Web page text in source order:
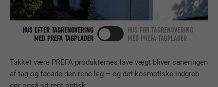
Takket være PREFA produkternes lave vægt bliver saneringen
af tag og facade den rene leg – og det kosmetiske indgreb
HUS EFTER TAGRENOVERING
MED PREFA TAGPLADER
HUS FØR TAGRENOVERING
MED PREFA TAGPLADER
NAVN bscookie
UDBYDER LinkedIn
Bruges af den sociale netværkstjeneste